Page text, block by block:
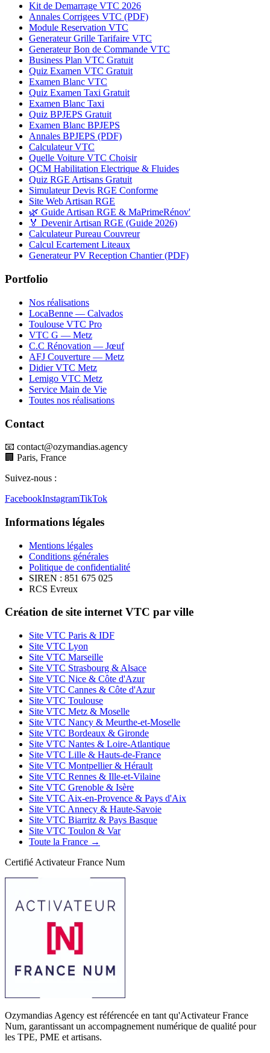
Kit de Demarrage VTC 2026
Annales Corrigees VTC (PDF)
Module Reservation VTC
Generateur Grille Tarifaire VTC
Generateur Bon de Commande VTC
Business Plan VTC Gratuit
Quiz Examen VTC Gratuit
Examen Blanc VTC
Quiz Examen Taxi Gratuit
Examen Blanc Taxi
Quiz BPJEPS Gratuit
Examen Blanc BPJEPS
Annales BPJEPS (PDF)
Calculateur VTC
Quelle Voiture VTC Choisir
QCM Habilitation Electrique & Fluides
Quiz RGE Artisans Gratuit
Simulateur Devis RGE Conforme
Site Web Artisan RGE
🌿 Guide Artisan RGE & MaPrimeRénov'
🏅 Devenir Artisan RGE (Guide 2026)
Calculateur Pureau Couvreur
Calcul Ecartement Liteaux
Generateur PV Reception Chantier (PDF)
Portfolio
Nos réalisations
LocaBenne — Calvados
Toulouse VTC Pro
VTC G — Metz
C.C Rénovation — Jœuf
AFJ Couverture — Metz
Didier VTC Metz
Lemigo VTC Metz
Service Main de Vie
Toutes nos réalisations
Contact
📧 contact@ozymandias.agency
🏢 Paris, France
Suivez-nous :
FacebookInstagramTikTok
Informations légales
Mentions légales
Conditions générales
Politique de confidentialité
SIREN : 851 675 025
RCS Evreux
Création de site internet VTC par ville
Site VTC Paris & IDF
Site VTC Lyon
Site VTC Marseille
Site VTC Strasbourg & Alsace
Site VTC Nice & Côte d'Azur
Site VTC Cannes & Côte d'Azur
Site VTC Toulouse
Site VTC Metz & Moselle
Site VTC Nancy & Meurthe-et-Moselle
Site VTC Bordeaux & Gironde
Site VTC Nantes & Loire-Atlantique
Site VTC Lille & Hauts-de-France
Site VTC Montpellier & Hérault
Site VTC Rennes & Ille-et-Vilaine
Site VTC Grenoble & Isère
Site VTC Aix-en-Provence & Pays d'Aix
Site VTC Annecy & Haute-Savoie
Site VTC Biarritz & Pays Basque
Site VTC Toulon & Var
Toute la France →
Certifié Activateur France Num
Ozymandias Agency est référencée en tant qu'Activateur France
Num, garantissant un accompagnement numérique de qualité pour
les TPE, PME et artisans.